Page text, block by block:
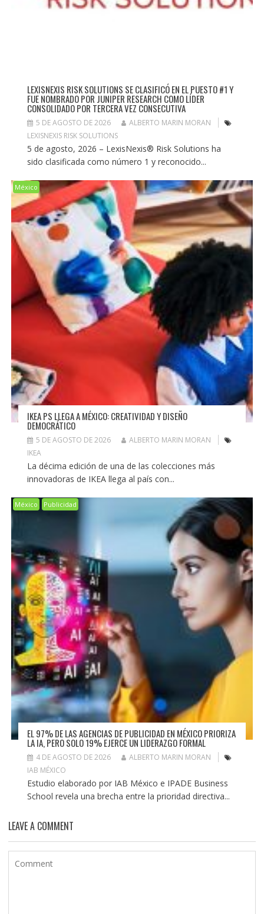
LEXISNEXIS RISK SOLUTIONS SE CLASIFICÓ EN EL PUESTO #1 Y
FUE NOMBRADO POR JUNIPER RESEARCH COMO LÍDER
CONSOLIDADO POR TERCERA VEZ CONSECUTIVA
5 DE AGOSTO DE 2026
ALBERTO MARIN MORAN
LEXISNEXIS RISK SOLUTIONS
5 de agosto, 2026 – LexisNexis® Risk Solutions ha
sido clasificada como número 1 y reconocido...
México
IKEA PS LLEGA A MÉXICO: CREATIVIDAD Y DISEÑO
DEMOCRÁTICO
5 DE AGOSTO DE 2026
ALBERTO MARIN MORAN
IKEA
La décima edición de una de las colecciones más
innovadoras de IKEA llega al país con...
México Publicidad
EL 97% DE LAS AGENCIAS DE PUBLICIDAD EN MÉXICO PRIORIZA
LA IA, PERO SOLO 19% EJERCE UN LIDERAZGO FORMAL
4 DE AGOSTO DE 2026
ALBERTO MARIN MORAN
IAB MÉXICO
Estudio elaborado por IAB México e IPADE Business
School revela una brecha entre la prioridad directiva...
LEAVE A COMMENT